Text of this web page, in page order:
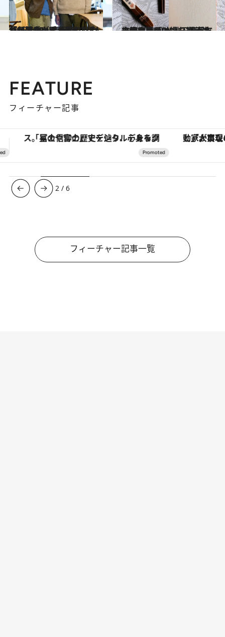
2023.1.21
使い勝手が悪くても、それが面白い 高円寺「Mogi Folk Art」で 2人が伝えたい手仕事の魅力とは？
ライフスタイル 2023.10.5
自給率ほぼ0%一石を投じる作り手 奥出雲・雲南市で国産コットンを 使ったニット製品に挑む加藤完一商店
旅＆お出かけ
FEATURE
フィーチャー記事
「大事なのは地域の意識を変えること」。ロレックス賞受賞の自然保護活動家が実現させたナイジェリアの自然環境の復活 ヴァシュロン・コンスタンタ
3 /6
フィーチャー記事一覧